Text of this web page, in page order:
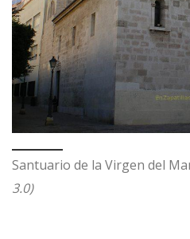
Santuario de la Virgen del
3.0)